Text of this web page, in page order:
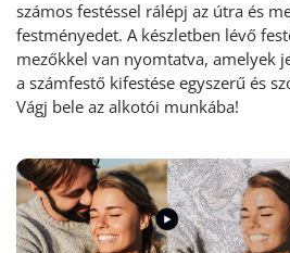
számos festéssel rálépj az útra és
festményedet. A készletben lévő
mezőkkel van nyomtatva, amelyek
a számfestő kifestése egyszerű és
Vágj bele az alkotói munkába!